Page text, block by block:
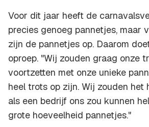
Voor dit jaar heeft de
precies genoeg pannetjes, maar
zijn de pannetjes op. Daarom
oproep. "Wij zouden graag onze
voortzetten met onze unieke
heel trots op zijn. Wij zouden het
als een bedrijf ons zou kunnen
grote hoeveelheid pannetjes."